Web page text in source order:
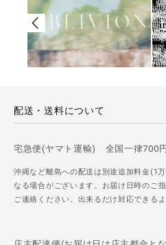
配送・送料について
宅急便(ヤマト運輸) 全国一律700円
沖縄など離島への配送は別途追加料金(1
なる場合がございます。お届け日時のご
ご連絡ください。出来るだけ対応できる